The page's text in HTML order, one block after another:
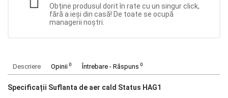
Obține produsul dorit în rate cu un singur click,
fără a ieși din casă! De toate se ocupă
managerii noștri.
Descriere Opinii 0 Întrebare - Răspuns 0
Specificații Suflanta de aer cald Status HAG1